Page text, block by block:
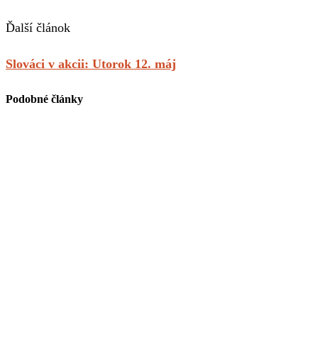
Ďalší článok
Slováci v akcii: Utorok 12. máj
Podobné články